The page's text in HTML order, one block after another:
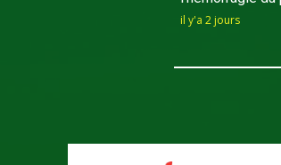
il y'a 2 jours